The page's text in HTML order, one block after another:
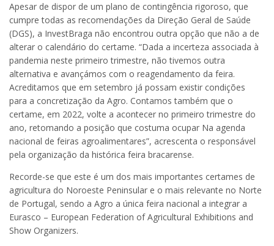
Apesar de dispor de um plano de contingência rigoroso, que
cumpre todas as recomendações da Direção Geral de Saúde
(DGS), a InvestBraga não encontrou outra opção que não a de
alterar o calendário do certame. “Dada a incerteza associada à
pandemia neste primeiro trimestre, não tivemos outra
alternativa e avançámos com o reagendamento da feira.
Acreditamos que em setembro já possam existir condições
para a concretização da Agro. Contamos também que o
certame, em 2022, volte a acontecer no primeiro trimestre do
ano, retomando a posição que costuma ocupar Na agenda
nacional de feiras agroalimentares”, acrescenta o responsável
pela organização da histórica feira bracarense.
Recorde-se que este é um dos mais importantes certames de
agricultura do Noroeste Peninsular e o mais relevante no Norte
de Portugal, sendo a Agro a única feira nacional a integrar a
Eurasco – European Federation of Agricultural Exhibitions and
Show Organizers.